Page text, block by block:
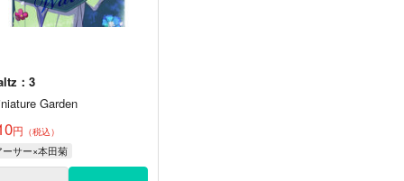
：3
Garden
円 （税込）
ーサー×本田菊